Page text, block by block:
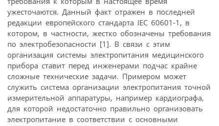
ужесточаются. Данный факт отражен в последней
редакции европейского стандарта IEC 60601-1, в
котором, в частности, жестко обозначены требования
по электробезопасности [1]. В связи с этим
организация системы электропитания медицинского
прибора ставит перед инженерами подчас крайне
сложные технические задачи. Примером может
служить система организации электропитания точной
измерительной аппаратуры, например кардиографа,
для которой недостаточно правильно организовать
электропитание в соответствии с основными